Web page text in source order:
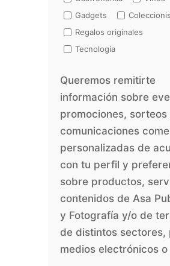
Gadgets
Regalos originales
Tecnología
Queremos remitirte
información sobre
promociones,
comunicaciones
personalizadas de
con tu perfil y
sobre productos,
contenidos de Asa
y Fotografía y/o de
de distintos sectores,
medios electrónicos o